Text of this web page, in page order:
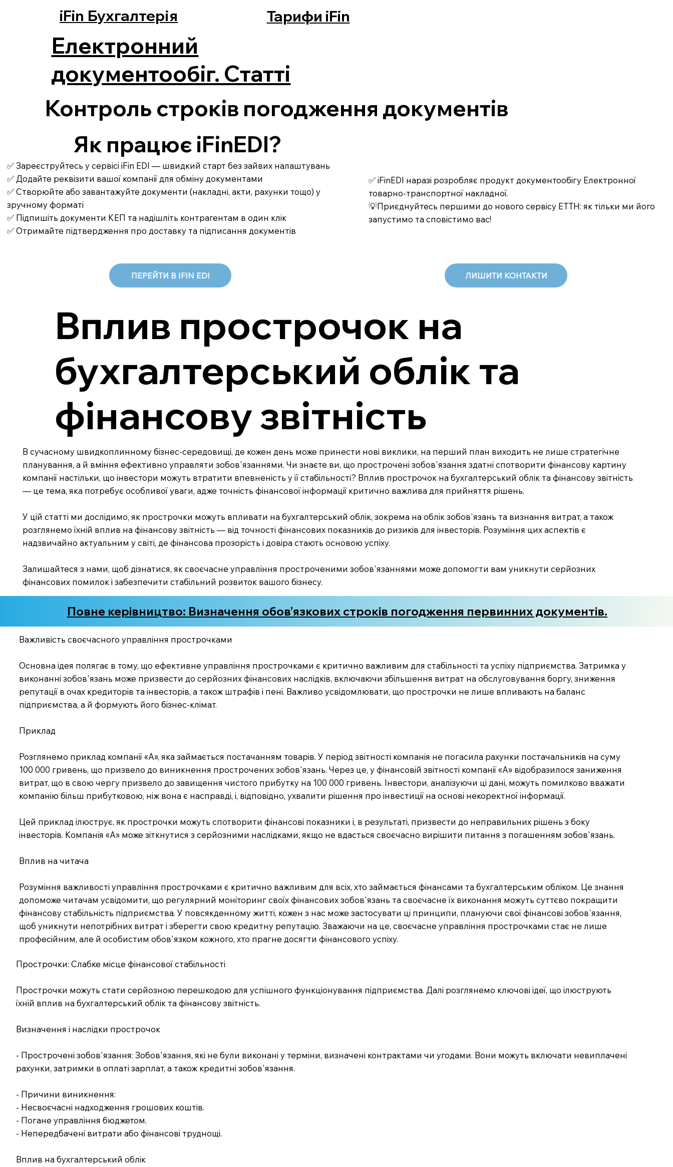
iFin Бухгалтерія Тарифи iFin
Електронний
документообіг. Статті
Контроль строків погодження документів
✅ Зареєструйтесь у сервісі iFin EDI — швидкий старт без зайвих налаштувань
✅ Додайте реквізити вашої компанії для обміну документами
✅ Створюйте або завантажуйте документи (накладні, акти, рахунки тощо) у
зручному форматі
✅ Підпишіть документи КЕП та надішліть контрагентам в один клік
✅ Отримайте підтвердження про доставку та підписання документів
Як працює iFinEDI?
ПЕРЕЙТИ В IFIN EDI
✅ iFinEDI наразі розробляє продукт документообігу Електронної
товарно-транспортної накладної.
💡Приєднуйтесь першими до нового сервісу ЕТТН: як тільки ми його
запустимо та сповістимо вас!
ЛИШИТИ КОНТАКТИ
Вплив прострочок на
бухгалтерський облік та
фінансову звітність
В сучасному швидкоплинному бізнес-середовищі, де кожен день може принести нові виклики, на перший план виходить не лише стратегічне
планування, а й вміння ефективно управляти зобов'язаннями. Чи знаєте ви, що прострочені зобов'язання здатні спотворити фінансову картину
компанії настільки, що інвестори можуть втратити впевненість у її стабільності? Вплив прострочок на бухгалтерський облік та фінансову звітність
— це тема, яка потребує особливої уваги, адже точність фінансової інформації критично важлива для прийняття рішень.
У цій статті ми дослідимо, як прострочки можуть впливати на бухгалтерський облік, зокрема на облік зобов'язань та визнання витрат, а також
розглянемо їхній вплив на фінансову звітність — від точності фінансових показників до ризиків для інвесторів. Розуміння цих аспектів є
надзвичайно актуальним у світі, де фінансова прозорість і довіра стають основою успіху.
Залишайтеся з нами, щоб дізнатися, як своєчасне управління простроченими зобов'язаннями може допомогти вам уникнути серйозних
фінансових помилок і забезпечити стабільний розвиток вашого бізнесу.
Повне керівництво: Визначення обов’язкових строків погодження первинних документів.
Важливість своєчасного управління прострочками
Основна ідея полягає в тому, що ефективне управління прострочками є критично важливим для стабільності та успіху підприємства. Затримка у
виконанні зобов'язань може призвести до серйозних фінансових наслідків, включаючи збільшення витрат на обслуговування боргу, зниження
репутації в очах кредиторів та інвесторів, а також штрафів і пені. Важливо усвідомлювати, що прострочки не лише впливають на баланс
підприємства, а й формують його бізнес-клімат.
Приклад
Розглянемо приклад компанії «А», яка займається постачанням товарів. У період звітності компанія не погасила рахунки постачальників на суму
100 000 гривень, що призвело до виникнення прострочених зобов'язань. Через це, у фінансовій звітності компанії «А» відобразилося заниження
витрат, що в свою чергу призвело до завищення чистого прибутку на 100 000 гривень. Інвестори, аналізуючи ці дані, можуть помилково вважати
компанію більш прибутковою, ніж вона є насправді, і, відповідно, ухвалити рішення про інвестиції на основі некоректної інформації.
Цей приклад ілюструє, як прострочки можуть спотворити фінансові показники і, в результаті, призвести до неправильних рішень з боку
інвесторів. Компанія «А» може зіткнутися з серйозними наслідками, якщо не вдасться своєчасно вирішити питання з погашенням зобов'язань.
Вплив на читача
Розуміння важливості управління прострочками є критично важливим для всіх, хто займається фінансами та бухгалтерським обліком. Це знання
допоможе читачам усвідомити, що регулярний моніторинг своїх фінансових зобов'язань та своєчасне їх виконання можуть суттєво покращити
фінансову стабільність підприємства. У повсякденному житті, кожен з нас може застосувати ці принципи, плануючи свої фінансові зобов'язання,
щоб уникнути непотрібних витрат і зберегти свою кредитну репутацію. Зважаючи на це, своєчасне управління прострочками стає не лише
професійним, але й особистим обов'язком кожного, хто прагне досягти фінансового успіху.
Прострочки: Слабке місце фінансової стабільності
Прострочки можуть стати серйозною перешкодою для успішного функціонування підприємства. Далі розглянемо ключові ідеї, що ілюструють
їхній вплив на бухгалтерський облік та фінансову звітність.
Визначення і наслідки прострочок
- Прострочені зобов'язання: Зобов'язання, які не були виконані у терміни, визначені контрактами чи угодами. Вони можуть включати невиплачені
рахунки, затримки в оплаті зарплат, а також кредитні зобов'язання.
- Причини виникнення:
- Несвоєчасні надходження грошових коштів.
- Погане управління бюджетом.
- Непередбачені витрати або фінансові труднощі.
Вплив на бухгалтерський облік